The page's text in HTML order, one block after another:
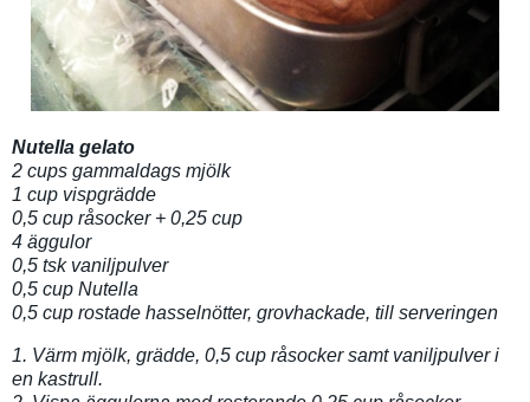
Nutella gelato
2 cups gammaldags mjölk
1 cup vispgrädde
0,5 cup råsocker + 0,25 cup
4 äggulor
0,5 tsk vaniljpulver
0,5 cup Nutella
0,5 cup rostade hasselnötter, grovhackade, till serveringen
1. Värm mjölk, grädde, 0,5 cup råsocker samt vaniljpulver i
en kastrull.